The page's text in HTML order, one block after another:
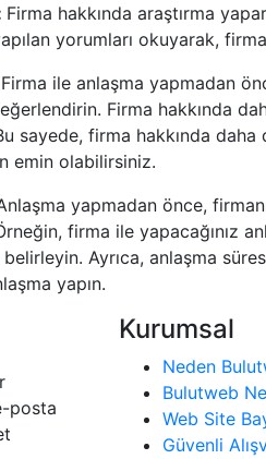
Firma hakkında araştırma
yorumları okuyarak,
Firma ile anlaşma yapmadan
Firma hakkında
sayede, firma hakkında
emin olabilirsiniz.
yapmadan önce,
firma ile yapacağınız
belirleyin. Ayrıca, anlaşma
yapın.
posta
Kurumsal
Neden
Bulutweb
Web Site
Güvenli